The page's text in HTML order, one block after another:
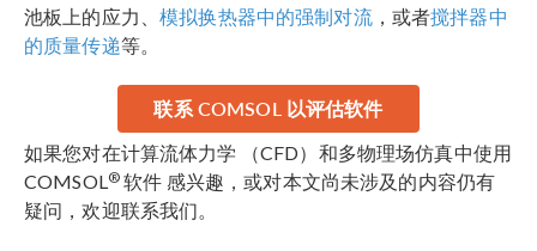
池板上的应力、模拟换热器中的强制对流 ，或者搅拌器中
的质量传递等。
联系 COMSOL 以评估软件
如果您对在计算流体力学 （CFD）和多物理场仿真中使用
COMSOL ® 软件 感兴趣，或对本文尚未涉及的内容仍有
疑问，欢迎联系我们。